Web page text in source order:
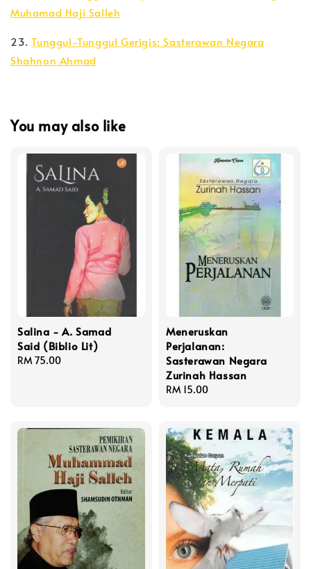
Muhamad Haji Salleh
23.Tunggul-Tunggul Gerigis: Sasterawan Negara
Shahnon Ahmad
You may also like
Salina - A. Samad
Said (Biblio Lit)
Regular
RM 75.00
Meneruskan
Perjalanan:
Sasterawan Negara
Zurinah Hassan
Regular
RM 15.00